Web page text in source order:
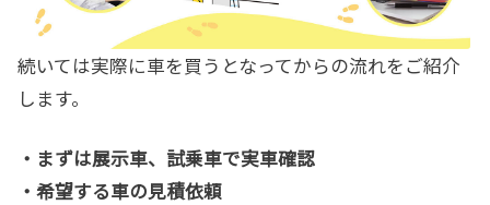
続いては実際に車を買うとなってからの流れをご紹介
します。
・まずは展示車、試乗車で実車確認
・希望する車の見積依頼